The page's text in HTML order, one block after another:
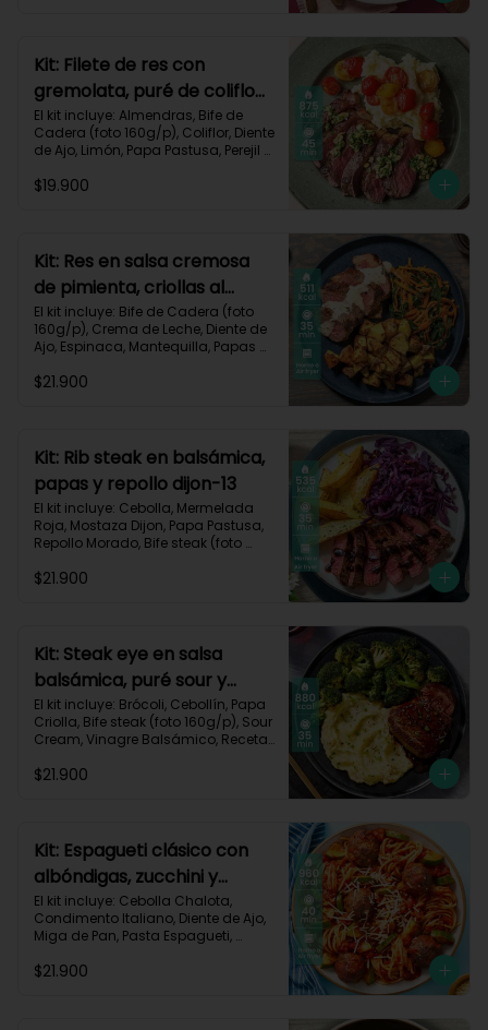
Proteínas 29g
Kit: Filete de res con
gremolata, puré de coliflor
y cherrys-71
El kit incluye: Almendras, Bife de
Cadera (foto 160g/p), Coliflor, Diente
de Ajo, Limón, Papa Pastusa, Perejil
Cherry, Receta Impresa.
$19.900
Kit: Res en salsa cremosa
de pimienta, criollas al
romero y verduras-105
El kit incluye: Bife de Cadera (foto
160g/p), Crema de Leche, Diente de
Ajo, Espinaca, Mantequilla, Papas
Fresco, Zanahoria, Receta Impresa.
$21.900
Kit: Rib steak en balsámica,
papas y repollo dijon-13
El kit incluye: Cebolla, Mermelada
Roja, Mostaza Dijon, Papa Pastusa,
Repollo Morado, Bife steak (foto
Balsámico, Vinagre de Vino Blanco,
Grasas 47g | Proteínas 36g
$21.900
Kit: Steak eye en salsa
balsámica, puré sour y
brócoli-15
El kit incluye: Brócoli, Cebollín, Papa
Criolla, Bife steak (foto 160g/p), Sour
Cream, Vinagre Balsámico, Receta
$21.900
Kit: Espagueti clásico con
albóndigas, zucchini y
parmesano-92
El kit incluye: Cebolla Chalota,
Condimento Italiano, Diente de Ajo,
Miga de Pan, Pasta Espagueti,
Molida (150g/p), Salsa de Tomates
$21.900